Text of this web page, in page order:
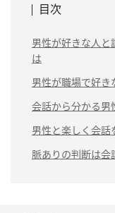
目次
男性が好きな人と
は
（1）笑顔が多い
（2）楽しそうに
る
（3）否定的なこ
（4）共感してく
男性が職場で好き
（1）あいさつか
る
（2）笑顔が多い
（3）仕事の様子
会話から分かる男
（1）プライベー
ない
（2）リアクショ
男性と楽しく会話
（1）恋愛観に関
脈ありの判断は会